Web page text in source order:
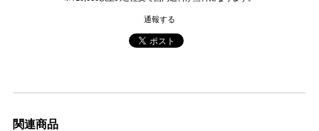
通報する
関連商品